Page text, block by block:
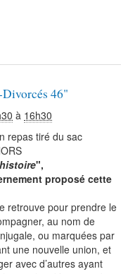
46"
à 16h30
repas tiré du sac
",
proposé cette
retrouve pour prendre le
au nom de
ou marquées par
une nouvelle union, et
avec d’autres ayant